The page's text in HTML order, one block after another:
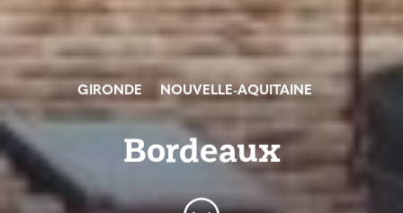
GIRONDE NOUVELLE-AQUITAINE
Bordeaux